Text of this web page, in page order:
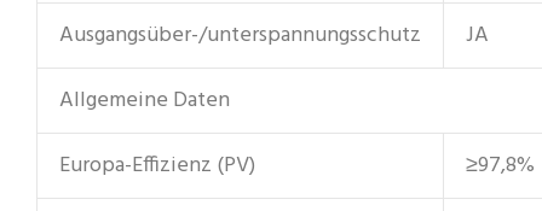
Ausgangsüber-/unterspannungsschutz
JA
Allgemeine Daten
Europa-Effizienz (PV)
≥97,8%